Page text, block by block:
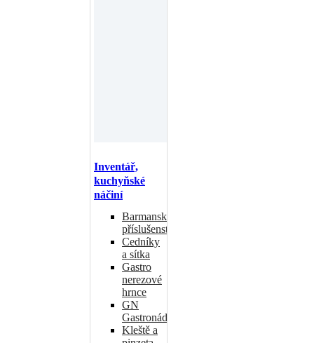
Inventář,
kuchyňské
náčiní
Barmanské
příslušenství
Cedníky
a sítka
Gastro
nerezové
hrnce
GN
Gastronádoby
Kleště a